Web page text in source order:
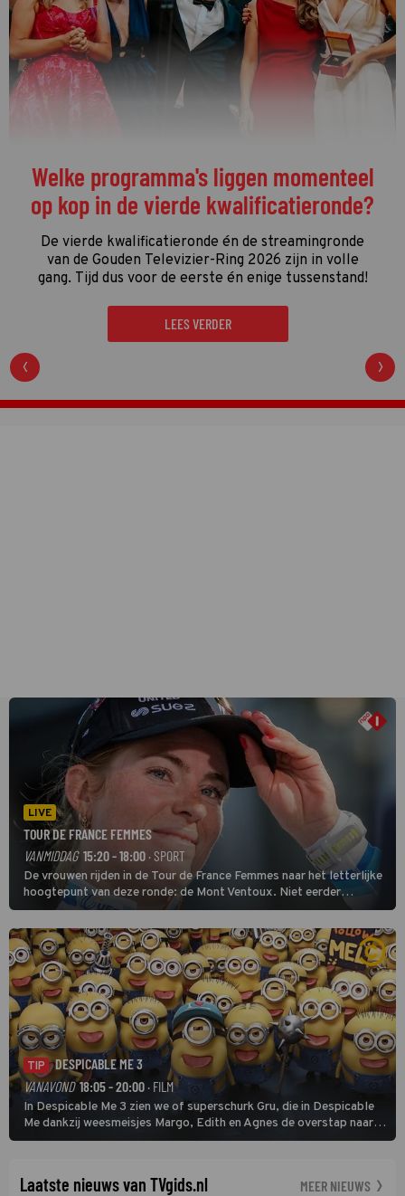
De streamingtip van de week: The
Idaho Murders: College Nightmare op
Netflix
De driedelige documentaireThe Idaho Murders:
College Nightmaregaat over een van de gruwelijkste
moordzaken van de laatste jaren en is een
regelrechte hit op Netflix.
LIVE
TOUR DE FRANCE FEMMES
VANMIDDAG 15:20 - 18:00 · SPORT
De vrouwen rijden in de Tour de France Femmes naar het letterlijke
hoogtepunt van deze ronde: de Mont Ventoux. Niet eerder
finishten de vrouwen voor deze koers op deze kale col uit de
buitencategorie. De aanloop naar de slotklim is vlak.
TIP
DESPICABLE ME 3
VANAVOND 18:05 - 20:00· FILM
In Despicable Me 3 zien we of superschurk Gru, die in Despicable
Me dankzij weesmeisjes Margo, Edith en Agnes de overstap naar
het rechte pad maakte, ook op dat pad weet te blijven.
Laatste nieuws van TVgids.nl MEER NIEUWS